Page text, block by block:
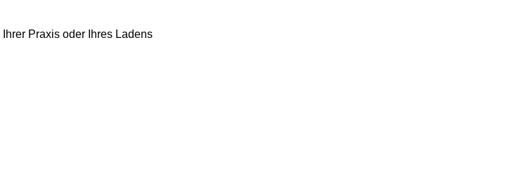
Ihrer Praxis oder Ihres Ladens